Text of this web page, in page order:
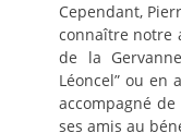
Cependant,
connaître notre
de la
Léoncel” ou en
accompagné
ses amis au